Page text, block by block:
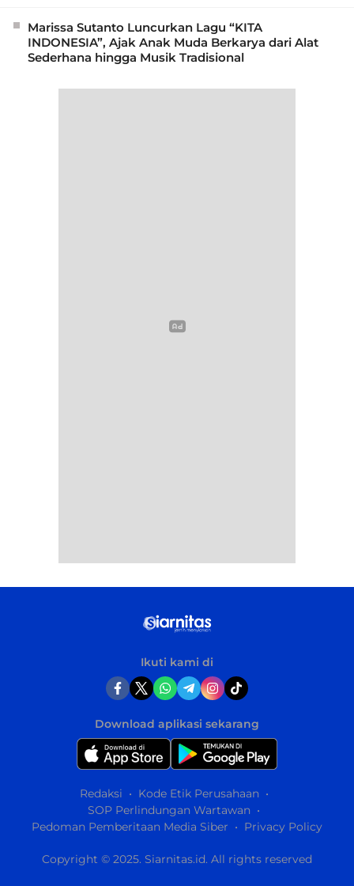
Marissa Sutanto Luncurkan Lagu “KITA
INDONESIA”, Ajak Anak Muda Berkarya dari Alat
Sederhana hingga Musik Tradisional
Ikuti kami di
Download aplikasi sekarang
Redaksi
Kode Etik Perusahaan
SOP Perlindungan Wartawan
Pedoman Pemberitaan Media Siber
Privacy Policy
Copyright © 2025. Siarnitas.id. All rights reserved